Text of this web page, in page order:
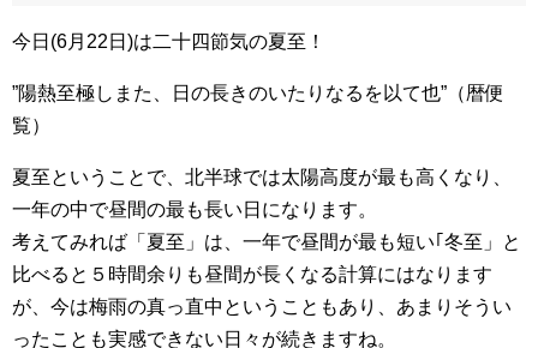
今日(6月22日)は二十四節気の夏至！
”陽熱至極しまた、日の長きのいたりなるを以て也”（暦便
覧）
夏至ということで、北半球では太陽高度が最も高くなり、
一年の中で昼間の最も長い日になります。
考えてみれば「夏至」は、一年で昼間が最も短い｢冬至」と
比べると５時間余りも昼間が長くなる計算にはなります
が、今は梅雨の真っ直中ということもあり、あまりそうい
ったことも実感できない日々が続きますね。